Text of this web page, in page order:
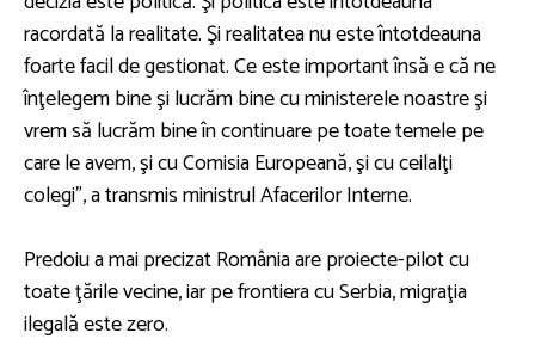
racordată la realitate. Şi realitatea nu este întotdeauna
foarte facil de gestionat. Ce este important însă e că ne
înţelegem bine şi lucrăm bine cu ministerele noastre şi
vrem să lucrăm bine în continuare pe toate temele pe
care le avem, şi cu Comisia Europeană, şi cu ceilalţi
colegi”, a transmis ministrul Afacerilor Interne.
Predoiu a mai precizat România are proiecte-pilot cu
toate ţările vecine, iar pe frontiera cu Serbia, migraţia
ilegală este zero.